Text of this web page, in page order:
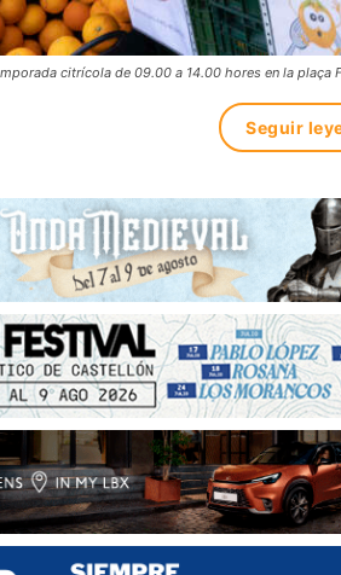
citrícola de 09.00 a 14.00 hores en la plaça
Seguir